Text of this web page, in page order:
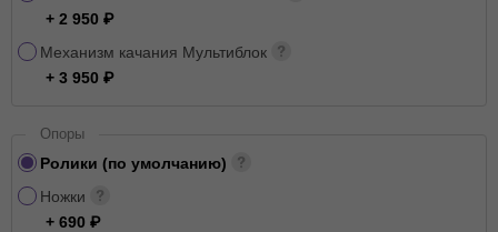
+ 2 950
Механизм качания Мультиблок
+ 3 950
Опоры
Ролики (по умолчанию)
Ножки
+ 690